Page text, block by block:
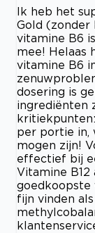
Ik heb het
Gold (zonder
vitamine B6
mee! Helaas
vitamine B6
dosering is
ingrediënten
per portie in,
mogen zijn!
effectief bij
Vitamine B12
goedkoopste
fijn vinden